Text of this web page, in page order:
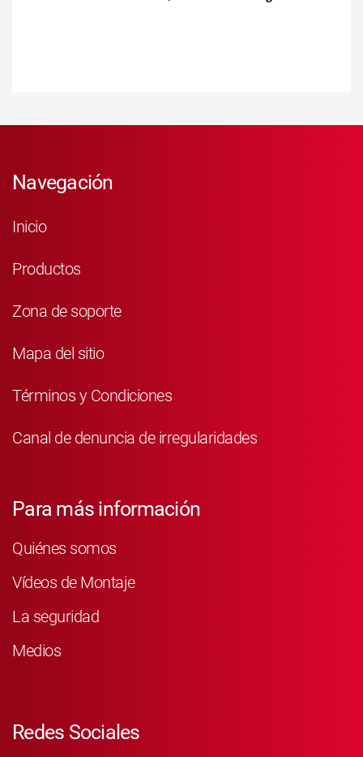
Navegación
Inicio
Productos
Zona de soporte
Mapa del sitio
Términos y Condiciones
Canal de denuncia de irregularidades
Para más información
Quiénes somos
Vídeos de Montaje
La seguridad
Medios
Redes Sociales